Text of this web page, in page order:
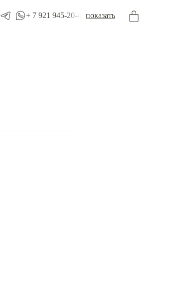
+ 7 921 945-20-45 показать